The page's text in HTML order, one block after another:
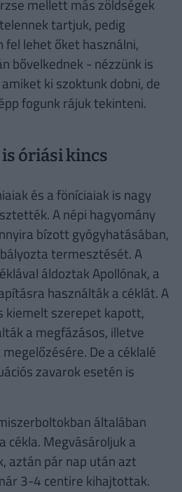
mellett más zöldségek
tartjuk, pedig
lehet őket használni,
bővelkednek - nézzünk is
ki szoktunk dobni, de
fogunk rájuk tekinteni.
is óriási kincs
és a föníciaiak is nagy
A népi hagyomány
bízott gyógyhatásában,
termesztését. A
áldoztak Apollónak, a
használták a céklát. A
kiemelt szerepet kapott,
a megfázásos, illetve
De a céklalé
zavarok esetén is
általában
cékla. Megvásároljuk a
aztán pár nap után azt
3-4 centire kihajtottak.